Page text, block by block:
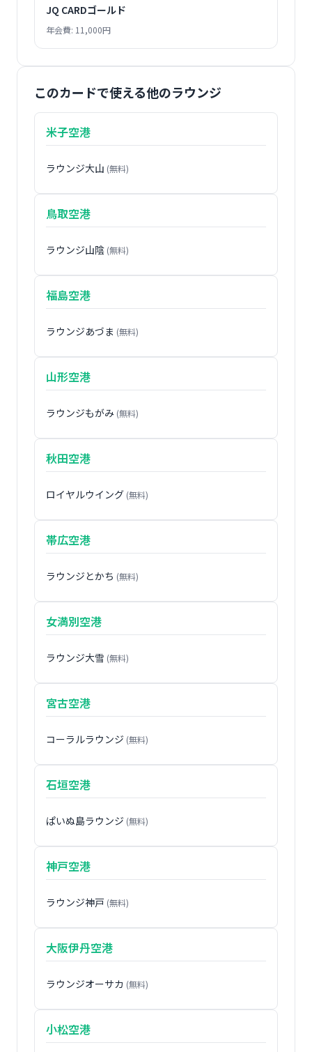
JQ CARDゴールド
年会費: 11,000円
このカードで使える他のラウンジ
米子空港
ラウンジ大山 (無料)
鳥取空港
ラウンジ山陰 (無料)
福島空港
ラウンジあづま (無料)
山形空港
ラウンジもがみ (無料)
秋田空港
ロイヤルウイング (無料)
帯広空港
ラウンジとかち (無料)
女満別空港
ラウンジ大雪 (無料)
宮古空港
コーラルラウンジ (無料)
石垣空港
ぱいぬ島ラウンジ (無料)
神戸空港
ラウンジ神戸 (無料)
大阪伊丹空港
ラウンジオーサカ (無料)
小松空港